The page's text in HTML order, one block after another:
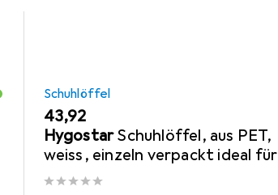
Schuhlöffel
EUR
43,92
HygostarSchuhlöffel, aus PET,
weiss, einzeln verpackt ideal für
Hotels, ergonomische Form für